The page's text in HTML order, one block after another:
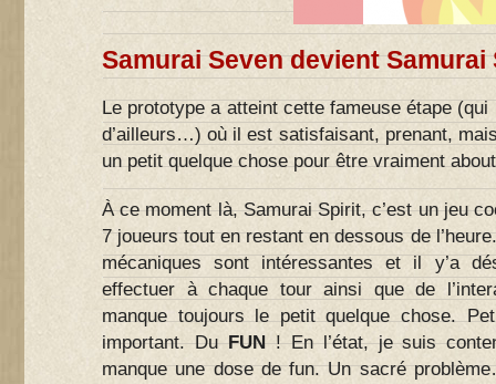
Samurai Seven devient Samurai
Le prototype a atteint cette fameuse étape (qui
d’ailleurs…) où il est satisfaisant, prenant,
un petit quelque chose pour être vraiment
À ce moment là, Samurai Spirit, c’est un jeu
7 joueurs tout en restant en dessous de
mécaniques sont intéressantes et il y’a
effectuer à chaque tour ainsi que de
manque toujours le petit quelque chose.
important. DuFUN! En l’état, je suis
manque une dose de fun. Un sacré